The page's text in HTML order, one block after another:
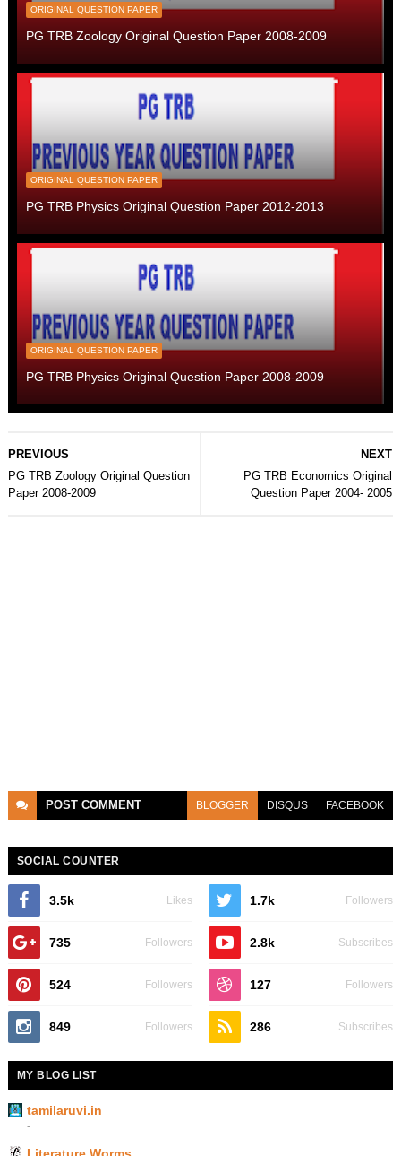
ORIGINAL QUESTION PAPER
PG TRB Zoology Original Question Paper 2008-2009
ORIGINAL QUESTION PAPER
PG TRB Physics Original Question Paper 2012-2013
ORIGINAL QUESTION PAPER
PG TRB Physics Original Question Paper 2008-2009
NEXT
PG TRB Economics Original
Question Paper 2004- 2005
PREVIOUS
PG TRB Zoology Original Question
Paper 2008-2009
POST COMMENT BLOGGER DISQUS FACEBOOK
SOCIAL COUNTER
3.5k Likes 1.7k Followers
735 Followers 2.8k Subscribes
524 Followers 127 Followers
849 Followers 286 Subscribes
MY BLOG LIST
tamilaruvi.in
-